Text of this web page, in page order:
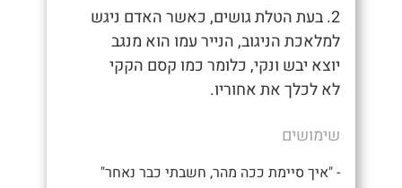
2. בעת הטלת גושים, כאשר האדם ניגש
למלאכת הניגוב, הנייר עמו הוא מנגב
יוצא יבש ונקי, כלומר כמו קסם הקקי
לא לכלך את אחוריו.
שימושים
- "איך סיימת ככה מהר, חשבתי כבר נאחר"